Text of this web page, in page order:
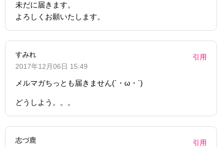
未だに届きます。
よろしくお願いたします。
すみれ
2017年12月06日 15:49
引用
メルマガちっとも届きません(´・ω・`)
どうしよう。。。
志づ鹿
引用